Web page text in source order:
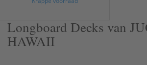
Longboard Decks van
HAWAII